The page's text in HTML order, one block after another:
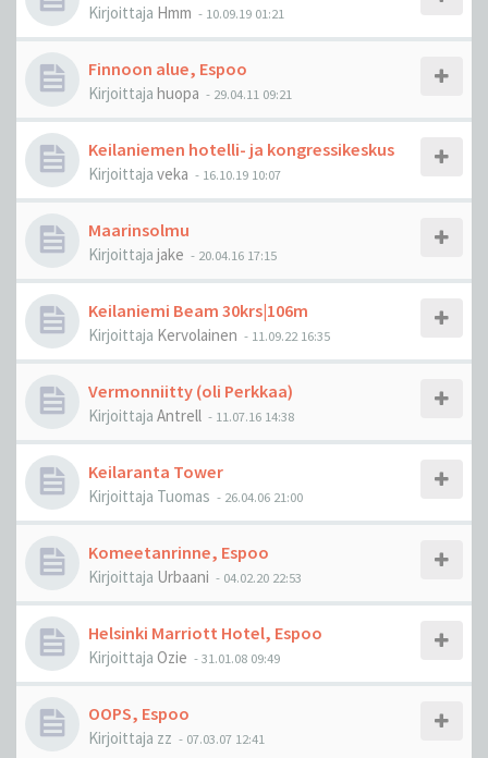
Kirjoittaja Hmm - 10.09.19 01:21
Finnoon alue, Espoo
Kirjoittaja huopa - 29.04.11 09:21
Keilaniemen hotelli- ja kongressikeskus
Kirjoittaja veka - 16.10.19 10:07
Maarinsolmu
Kirjoittaja jake - 20.04.16 17:15
Keilaniemi Beam 30krs|106m
Kirjoittaja Kervolainen - 11.09.22 16:35
Vermonniitty (oli Perkkaa)
Kirjoittaja Antrell - 11.07.16 14:38
Keilaranta Tower
Kirjoittaja Tuomas - 26.04.06 21:00
Komeetanrinne, Espoo
Kirjoittaja Urbaani - 04.02.20 22:53
Helsinki Marriott Hotel, Espoo
Kirjoittaja Ozie -31.01.08 09:49
OOPS, Espoo
Kirjoittaja zz - 07.03.07 12:41